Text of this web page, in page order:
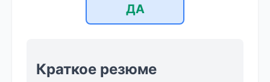
ДА
Краткое резюме